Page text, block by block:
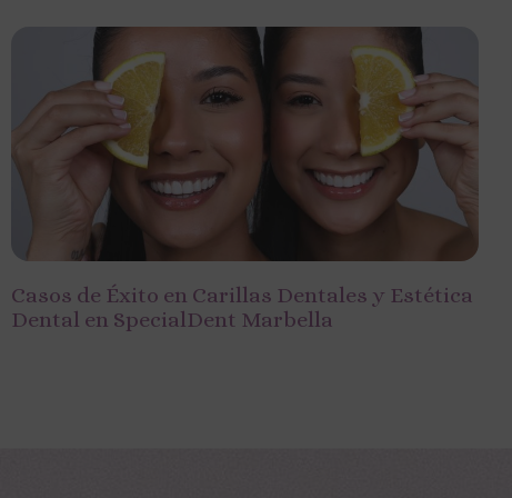
Casos de Éxito en Carillas Dentales y Estética
Dental en SpecialDent Marbella